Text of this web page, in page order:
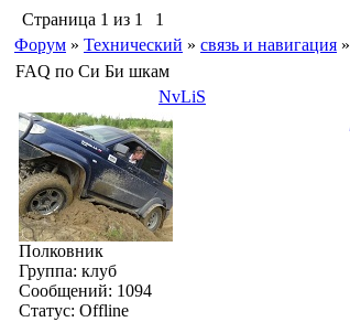
Страница 1 из 1
1
Форум » Технический » связь и навигация »
FAQ по Си Би шкам
NvLiS
Полковник
Группа: клуб
Сообщений: 1094
Статус: Offline